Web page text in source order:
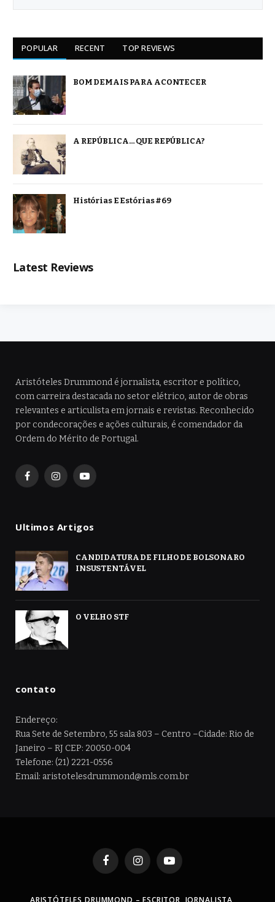
POPULAR RECENT TOP REVIEWS
BOM DEMAIS PARA ACONTECER
A REPÚBLICA… QUE REPÚBLICA?
Histórias E Estórias #69
Latest Reviews
Aristóteles Drummond é jornalista, escritor e político,
com carreira destacada no setor elétrico, autor de obras
relevantes e articulista em jornais e revistas. Reconhecido
por condecorações e ações culturais, é comendador da
Ordem do Mérito de Portugal.
FacebookInstagramYouTube
Ultimos Artigos
CANDIDATURA DE FILHO DE BOLSONARO
INSUSTENTÁVEL
O VELHO STF
contato
Endereço:
Rua Sete de Setembro, 55 sala 803 – Centro –Cidade: Rio de
Janeiro – RJ CEP: 20050-004
Telefone: (21) 2221-0556
Email: aristotelesdrummond@mls.com.br
FacebookInstagramYouTube
ARISTÓTELES DRUMMOND – ESCRITOR, JORNALISTA